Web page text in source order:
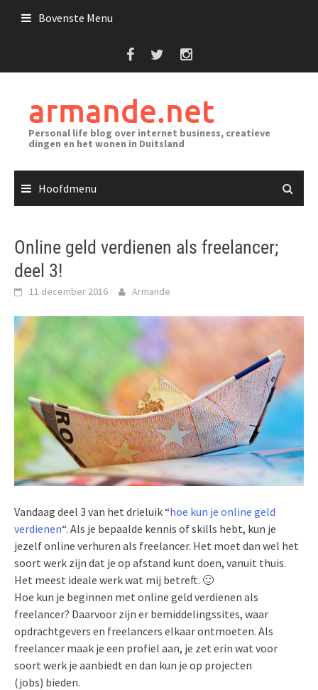
Bovenste Menu
armande.net
Personal life blog over internet business, creatieve
dingen en het wonen in Duitsland
Hoofdmenu
Online geld verdienen als freelancer;
deel 3!
11 december 2016 Armande
Vandaag deel 3 van het drieluik “hoe kun je online geld
verdienen“. Als je bepaalde kennis of skills hebt, kun je
jezelf online verhuren als freelancer. Het moet dan wel het
soort werk zijn dat je op afstand kunt doen, vanuit thuis.
Het meest ideale werk wat mij betreft. 🙂
Hoe kun je beginnen met online geld verdienen als
freelancer? Daarvoor zijn er bemiddelingssites, waar
opdrachtgevers en freelancers elkaar ontmoeten. Als
freelancer maak je een profiel aan, je zet erin wat voor
soort werk je aanbiedt en dan kun je op projecten
(jobs) bieden.